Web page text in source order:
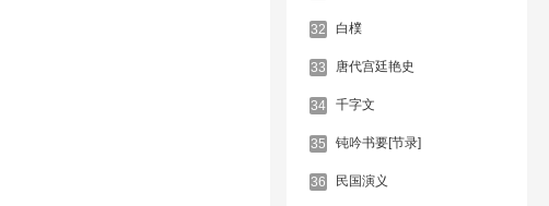
32 白樸
33 唐代宫廷艳史
34 千字文
35 钝吟书要[节录]
36 民国演义